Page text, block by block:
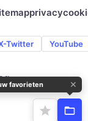
privacy
Twitter YouTube
favorieten ✕